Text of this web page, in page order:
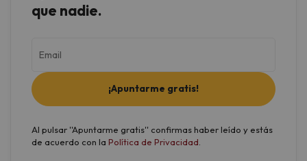
que nadie.
¡Apuntarme gratis!
Al pulsar ''Apuntarme gratis'' confirmas haber leído y estás
de acuerdo con la Política de Privacidad